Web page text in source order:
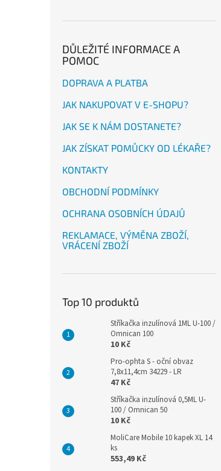
DŮLEŽITÉ INFORMACE A
POMOC
DOPRAVA A PLATBA
JAK NAKUPOVAT V E-SHOPU?
JAK SE K NÁM DOSTANETE?
JAK ZÍSKAT POMŮCKY OD LÉKAŘE?
KONTAKTY
OBCHODNÍ PODMÍNKY
OCHRANA OSOBNÍCH ÚDAJŮ
REKLAMACE, VÝMĚNA ZBOŽÍ,
VRÁCENÍ ZBOŽÍ
Top 10 produktů
Stříkačka inzulínová 1ML U-100 /
Omnican 100
10 Kč
Pro-ophta S - oční obvaz
7,8x11,4cm 34229 - LR
47 Kč
Stříkačka inzulínová 0,5ML U-
100 / Omnican 50
10 Kč
MoliCare Mobile 10 kapek XL 14
ks
553,49 Kč